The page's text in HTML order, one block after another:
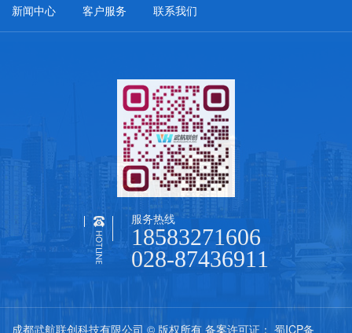
新闻中心
客户服务 联系我们
服务热线
18583271606
028-87436911
成都武航联创科技有限公司 © 版权所有 备案许可证： 蜀ICP备